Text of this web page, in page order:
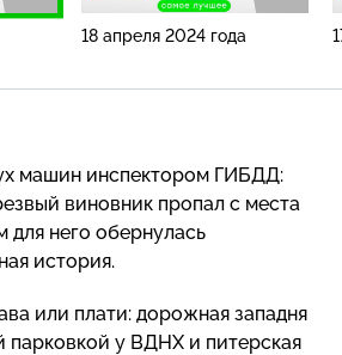
18 апреля 2024 года
машин инспектором ГИБДД:
виновник пропал с места
для него обернулась
история.
или плати: дорожная западня
парковкой у ВДНХ и питерская